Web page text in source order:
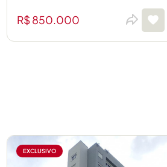
R$ 850.000
EXCLUSIVO